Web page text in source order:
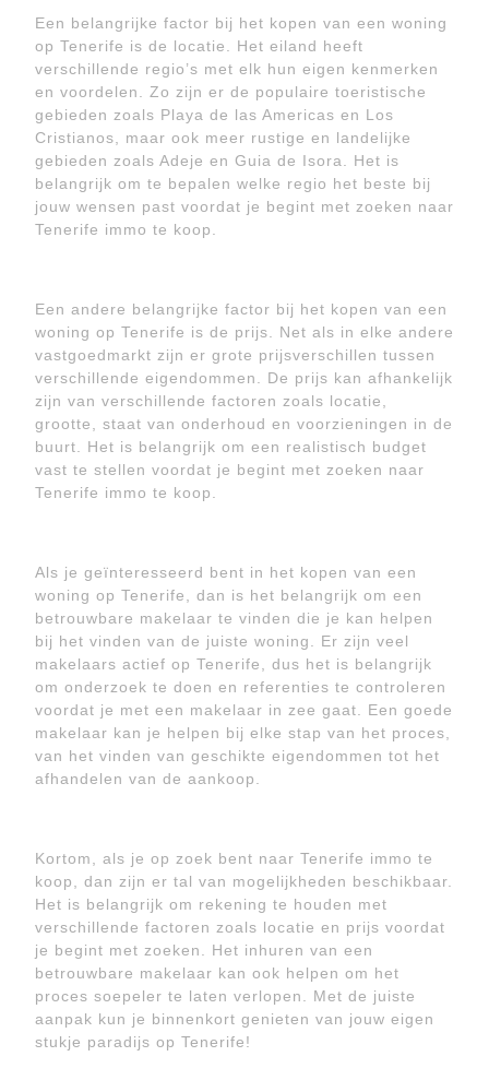
Een belangrijke factor bij het kopen van een woning
op Tenerife is de locatie. Het eiland heeft
verschillende regio’s met elk hun eigen kenmerken
en voordelen. Zo zijn er de populaire toeristische
gebieden zoals Playa de las Americas en Los
Cristianos, maar ook meer rustige en landelijke
gebieden zoals Adeje en Guia de Isora. Het is
belangrijk om te bepalen welke regio het beste bij
jouw wensen past voordat je begint met zoeken naar
Tenerife immo te koop.
Een andere belangrijke factor bij het kopen van een
woning op Tenerife is de prijs. Net als in elke andere
vastgoedmarkt zijn er grote prijsverschillen tussen
verschillende eigendommen. De prijs kan afhankelijk
zijn van verschillende factoren zoals locatie,
grootte, staat van onderhoud en voorzieningen in de
buurt. Het is belangrijk om een realistisch budget
vast te stellen voordat je begint met zoeken naar
Tenerife immo te koop.
Als je geïnteresseerd bent in het kopen van een
woning op Tenerife, dan is het belangrijk om een
betrouwbare makelaar te vinden die je kan helpen
bij het vinden van de juiste woning. Er zijn veel
makelaars actief op Tenerife, dus het is belangrijk
om onderzoek te doen en referenties te controleren
voordat je met een makelaar in zee gaat. Een goede
makelaar kan je helpen bij elke stap van het proces,
van het vinden van geschikte eigendommen tot het
afhandelen van de aankoop.
Kortom, als je op zoek bent naar Tenerife immo te
koop, dan zijn er tal van mogelijkheden beschikbaar.
Het is belangrijk om rekening te houden met
verschillende factoren zoals locatie en prijs voordat
je begint met zoeken. Het inhuren van een
betrouwbare makelaar kan ook helpen om het
proces soepeler te laten verlopen. Met de juiste
aanpak kun je binnenkort genieten van jouw eigen
stukje paradijs op Tenerife!